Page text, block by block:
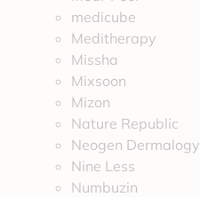
medicube
Meditherapy
Missha
Mixsoon
Mizon
Nature Republic
Neogen Dermalogy
Nine Less
Numbuzin